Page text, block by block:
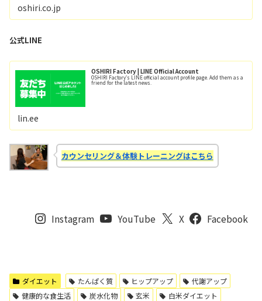
oshiri.co.jp
公式LINE
OSHIRI Factory | LINE Official Account
OSHIRI Factory's LINE official account profile page. Add them as a
friend for the latest news.
lin.ee
カウンセリング＆体験トレーニングはこちら
Instagram YouTube X Facebook
ダイエット たんぱく質 ヒップアップ
代謝アップ
健康的な食生活
炭水化物 玄米
白米ダイエット